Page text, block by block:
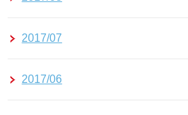
2017/07
2017/06